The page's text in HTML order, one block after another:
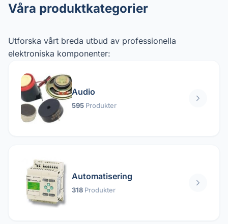
Våra produktkategorier
Utforska vårt breda utbud av professionella
elektroniska komponenter:
Audio
595 Produkter
Automatisering
318 Produkter